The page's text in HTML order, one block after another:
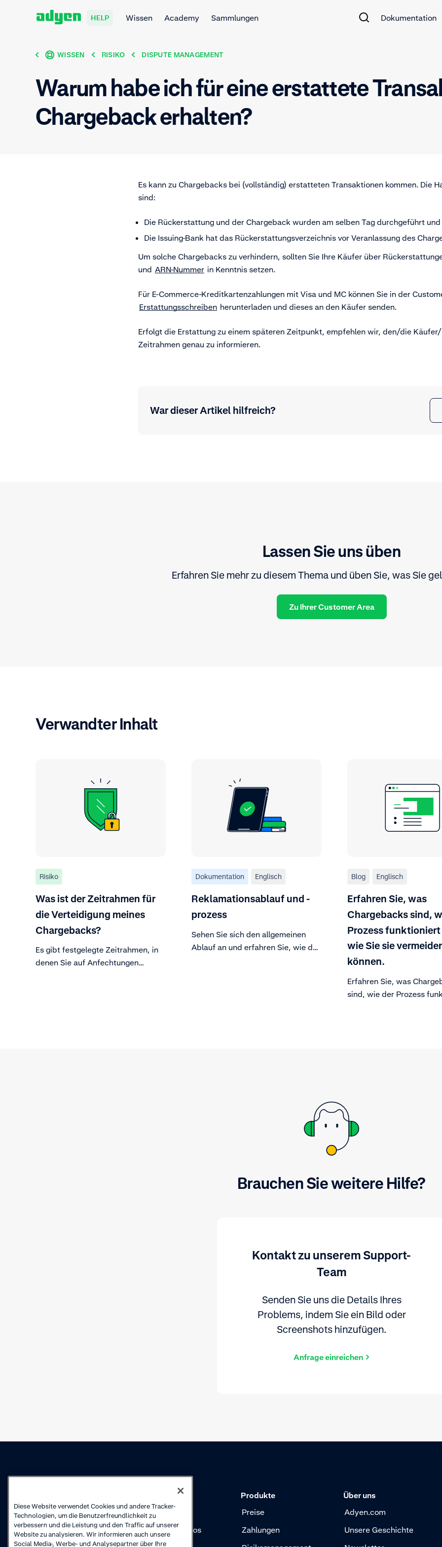
HELP Wissen Academy Sammlungen Dokumentation
WISSEN RISIKO DISPUTE MANAGEMENT
Warum habe ich für eine erstattete
Chargeback erhalten?
Es kann zu Chargebacks bei (vollständig) erstatteten Transaktionen kommen. Die
sind:
Die Rückerstattung und der Chargeback wurden am selben Tag durchgeführt
Die Issuing-Bank hat das Rückerstattungsverzeichnis vor Veranlassung des
Um solche Chargebacks zu verhindern, sollten Sie Ihre Käufer über
und ARN-Nummer in Kenntnis setzen.
Für E-Commerce-Kreditkartenzahlungen mit Visa und MC können Sie in der
Erstattungsschreiben herunterladen und dieses an den Käufer senden.
Erfolgt die Erstattung zu einem späteren Zeitpunkt, empfehlen wir, den/die
Zeitrahmen genau zu informieren.
War dieser Artikel hilfreich?
Lassen Sie uns üben
Erfahren Sie mehr zu diesem Thema und üben Sie, was Sie
Zu Ihrer Customer Area
Verwandter Inhalt
Risiko
Was ist der Zeitrahmen für
die Verteidigung meines
Chargebacks?
Es gibt festgelegte Zeitrahmen, in
denen Sie auf Anfechtungen
Dokumentation Englisch
Reklamationsablauf und -
prozess
Sehen Sie sich den allgemeinen
Ablauf an und erfahren Sie, wie der
Blog Englisch
Erfahren Sie, was
Chargebacks sind,
Prozess
wie Sie sie
können.
Erfahren Sie, was
sind, wie der Prozess
Brauchen Sie weitere Hilfe?
Kontakt zu unserem Support-
Team
Senden Sie uns die Details Ihres
Problems, indem Sie ein Bild oder
Screenshots hinzufügen.
Anfrage einreichen
Sammlungen
Produkt-Updates
Webinare
Anleitungsvideos
Produkte
Preise
Zahlungen
Über uns
Adyen.com
Unsere Geschichte
Diese Website verwendet Cookies und andere Tracker-
Technologien, um die Benutzerfreundlichkeit zu
verbessern und die Leistung und den Traffic auf unserer
Website zu analysieren. Wir informieren auch unsere
Social Media-, Werbe- und Analysepartner über Ihre